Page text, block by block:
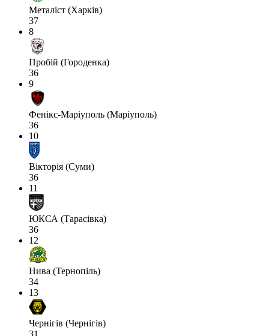
Металіст (Харків)
37
8
Пробій (Городенка)
36
9
Фенікс-Маріуполь (Маріуполь)
36
10
Вікторія (Суми)
36
11
ЮКСА (Тарасівка)
36
12
Нива (Тернопіль)
34
13
Чернігів (Чернігів)